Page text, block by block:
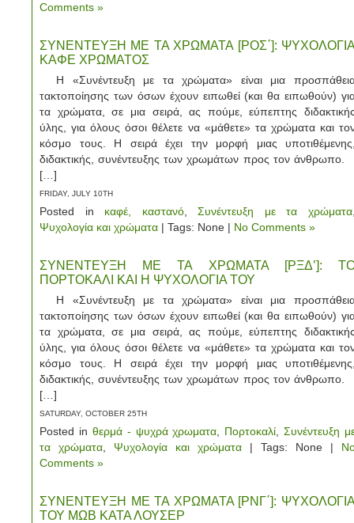
Comments »
ΣΥΝΕΝΤΕΥΞΗ ΜΕ ΤΑ ΧΡΩΜΑΤΑ [ΡΟΣ΄]:
ΚΑΦΕ ΧΡΩΜΑΤΟΣ
Η «Συνέντευξη με τα χρώματα» είναι μια
τακτοποίησης των όσων έχουν ειπωθεί (και θα ειπωθούν)
τα χρώματα, σε μια σειρά, ας πούμε, εύπεπτης
ύλης, για όλους όσοι θέλετε να «μάθετε» τα χρώματα και
κόσμο τους. Η σειρά έχει την μορφή μιας
διδακτικής, συνέντευξης των χρωμάτων προς τον
[…]
FRIDAY, JULY 10TH
Posted in καφέ, καστανό,Συνέντευξη με τα χρώματα
Ψυχολογία και χρώματα | Tags: None | No Comments »
ΣΥΝΕΝΤΕΥΞΗ ΜΕ ΤΑ ΧΡΩΜΑΤΑ [ΡΞΔ’]:
ΠΟΡΤΟΚΑΛΙ ΚΑΙ Η ΨΥΧΟΛΟΓΙΑ ΤΟΥ
Η «Συνέντευξη με τα χρώματα» είναι μια
τακτοποίησης των όσων έχουν ειπωθεί (και θα ειπωθούν)
τα χρώματα, σε μια σειρά, ας πούμε, εύπεπτης
ύλης, για όλους όσοι θέλετε να «μάθετε» τα χρώματα και
κόσμο τους. Η σειρά έχει την μορφή μιας
διδακτικής, συνέντευξης των χρωμάτων προς τον
[…]
SATURDAY, OCTOBER 25TH
Posted in θερμά - ψυχρά χρωματα Πορτοκαλί ,Συνέντευξη
τα χρώματα
Ψυχολογία και χρώματα | Tags: None |
Comments »
ΣΥΝΕΝΤΕΥΞΗ ΜΕ ΤΑ ΧΡΩΜΑΤΑ [ΡΝΓ΄]:
ΤΟΥ ΜΩΒ ΚΑΤΑ ΛΟΥΣΕΡ